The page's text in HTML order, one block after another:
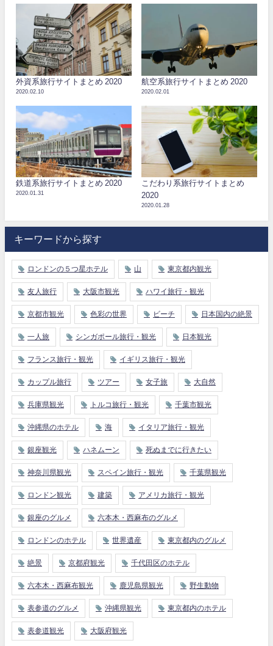
外資系旅行サイトまとめ 2020
2020.02.10
航空系旅行サイトまとめ 2020
2020.02.01
鉄道系旅行サイトまとめ 2020
2020.01.31
こだわり系旅行サイトまとめ
2020
2020.01.28
キーワードから探す
ロンドンの５つ星ホテル 山 東京都内観光
友人旅行 大阪市観光 ハワイ旅行・観光
京都市観光 色彩の世界 ビーチ 日本国内の絶景
一人旅 シンガポール旅行・観光 日本観光
フランス旅行・観光 イギリス旅行・観光
カップル旅行 ツアー 女子旅 大自然
兵庫県観光 トルコ旅行・観光 千葉市観光
沖縄県のホテル 海 イタリア旅行・観光
銀座観光 ハネムーン 死ぬまでに行きたい
神奈川県観光 スペイン旅行・観光 千葉県観光
ロンドン観光 建築 アメリカ旅行・観光
銀座のグルメ 六本木・西麻布のグルメ
ロンドンのホテル 世界遺産 東京都内のグルメ
絶景 京都府観光 千代田区のホテル
六本木・西麻布観光 鹿児島県観光 野生動物
表参道のグルメ 沖縄県観光 東京都内のホテル
表参道観光 大阪府観光